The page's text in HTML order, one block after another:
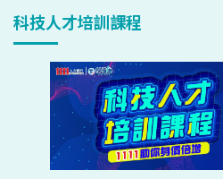
科技人才培訓課程